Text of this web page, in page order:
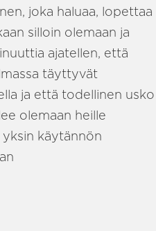
joka haluaa, lopettaa
silloin olemaan ja
ajatellen, että
täyttyvät
ja että todellinen usko
olemaan heille
yksin käytännön